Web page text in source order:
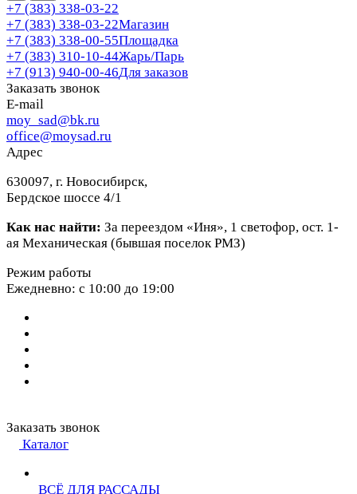
+7 (383) 338-03-22
+7 (383) 338-03-22Магазин
+7 (383) 338-00-55Площадка
+7 (383) 310-10-44Жарь/Парь
+7 (913) 940-00-46Для заказов
Заказать звонок
E-mail
moy_sad@bk.ru
office@moysad.ru
Адрес
630097, г. Новосибирск,
Бердское шоссе 4/1
Как нас найти: За переездом «Иня», 1 светофор, ост. 1-
ая Механическая (бывшая поселок РМЗ)
Режим работы
Ежедневно: с 10:00 до 19:00
Заказать звонок
Каталог
ВСЁ ДЛЯ РАССАДЫ